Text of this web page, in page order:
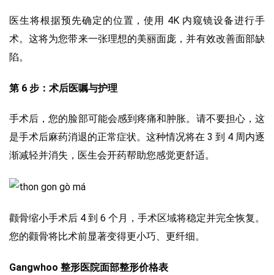
医生将根据预先确定的位置，使用 4K 内窥镜设备进行手
术。这将为您带来一张理想的美丽面庞，并有效改善面部缺
陷。
第 6 步：术后医嘱与护理
手术后，您的脸部可能会感到疼痛和肿胀。请不要担心，这
是手术后麻药消退的正常症状。这种情况将在 3 到 4 周内逐
渐减轻并消失，医生会开药帮助您感觉更舒适。
颧骨缩小手术后 4 到 6 个月，手术区域将稳定并完全恢复。
您的颧骨将比术前显著变得更小巧、更纤细。
Gangwhoo 整形医院面部整形价格表